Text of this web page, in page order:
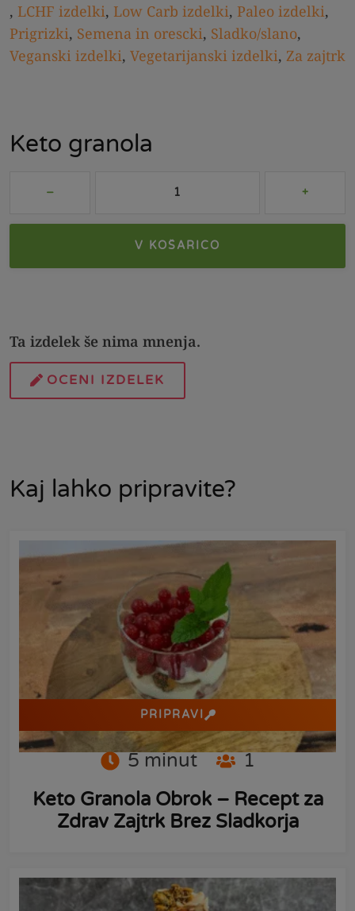
, LCHF izdelki, Low Carb izdelki, Paleo izdelki,
Prigrizki, Semena in orescki, Sladko/slano,
Veganski izdelki, Vegetarijanski izdelki, Za zajtrk
Keto granola
V KOŠARICO
Ta izdelek še nima mnenja.
OCENI IZDELEK
Kaj lahko pripravite?
PRIPRAVI
5 minut
1
Keto Granola Obrok – Recept za
Zdrav Zajtrk Brez Sladkorja